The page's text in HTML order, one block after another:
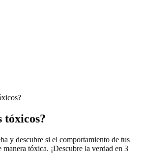
tóxicos?
y descubre si el comportamiento de tus
manera tóxica. ¡Descubre la verdad en 3